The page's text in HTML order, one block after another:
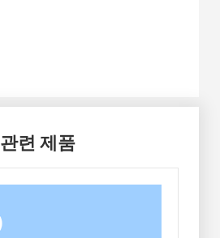
관련 제품